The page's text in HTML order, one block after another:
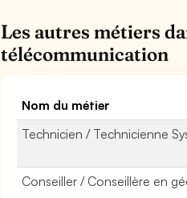
Les autres métiers
télécommunication
Nom du métier
Technicien / Technicienne
Conseiller / Conseillère en